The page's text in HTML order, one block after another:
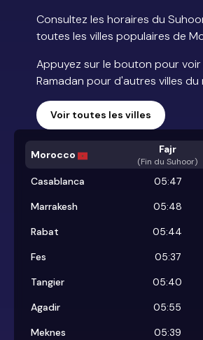
Consultez les horaires du
toutes les villes populaires de
Appuyez sur le bouton pour
Ramadan pour d'autres villes du
Voir toutes les villes
Morocco Fajr
(Fin du Suhoor)
Casablanca 05:47
Marrakesh
05:48
Rabat
05:44
Fes
05:37
Tangier
05:40
Agadir
05:55
Meknes
05:39